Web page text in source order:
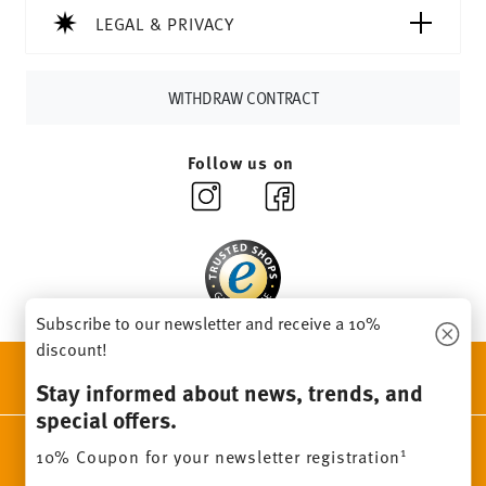
Delivery time: 3-5 working days for delivery within
Germany for items in stock. You can view delivery times to
For returns, please use ourreturns service
LEGAL & PRIVACY
WITHDRAW CONTRACT
Follow us on
Beauty & functionality for your home
Homepage General terms and conditions
Privacy policy
Subscribe to our newsletter and receive a 10%
discount!
Stay informed about news, trends, and
special offers.
10% Coupon for your newsletter registration1